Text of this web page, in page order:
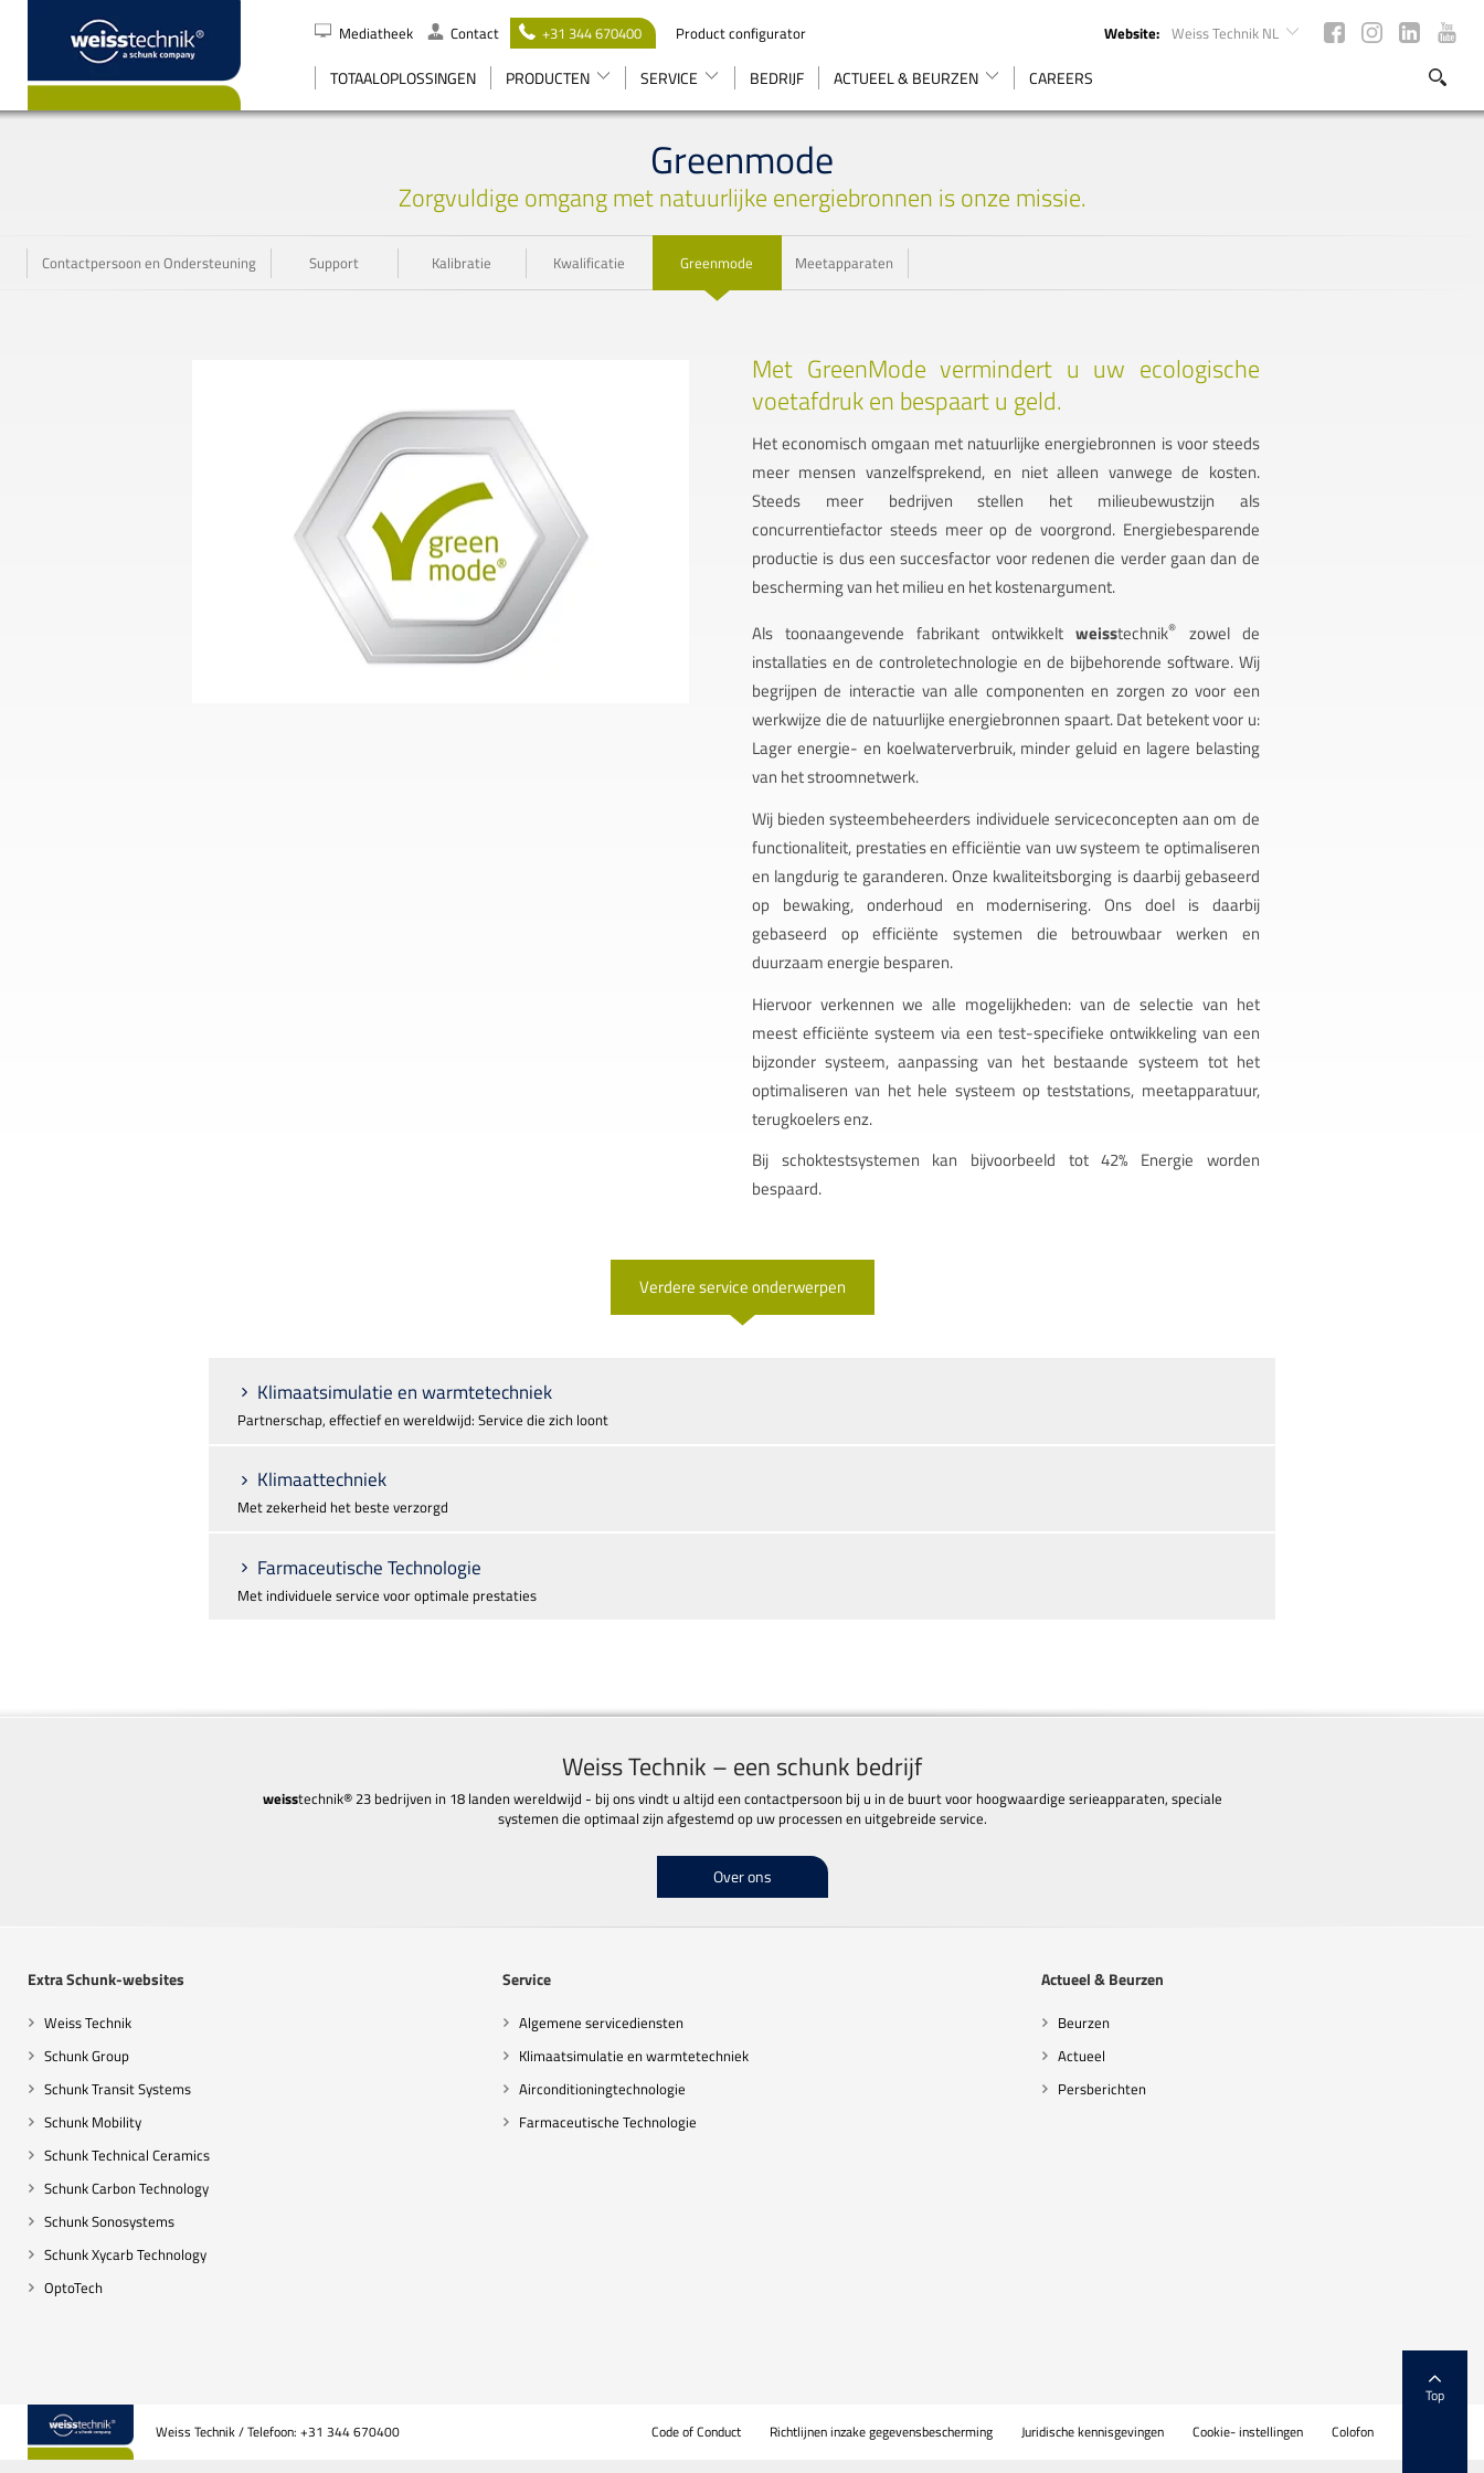
Mediatheek Contact +31 344 670400 Product configurator Website: Weiss Technik NL
TOTAALOPLOSSINGEN PRODUCTEN SERVICE BEDRIJF ACTUEEL & BEURZEN CAREERS
ZOEK
Greenmode
Zorgvuldige omgang met natuurlijke energiebronnen is onze missie.
Contactpersoon en Ondersteuning Support Kalibratie Kwalificatie Greenmode Meetapparaten
Met GreenMode vermindert u uw ecologische
voetafdruk en bespaart u geld.
Het economisch omgaan met natuurlijke energiebronnen is voor steeds
meer mensen vanzelfsprekend, en niet alleen vanwege de kosten.
Steeds meer bedrijven stellen het milieubewustzijn als
concurrentiefactor steeds meer op de voorgrond. Energiebesparende
productie is dus een succesfactor voor redenen die verder gaan dan de
bescherming van het milieu en het kostenargument.
Als toonaangevende fabrikant ontwikkeltweisstechnik®
zowel de
installaties en de controletechnologie en de bijbehorende software. Wij
begrijpen de interactie van alle componenten en zorgen zo voor een
werkwijze die de natuurlijke energiebronnen spaart. Dat betekent voor u:
Lager energie- en koelwaterverbruik, minder geluid en lagere belasting
van het stroomnetwerk.
Wij bieden systeembeheerders individuele serviceconcepten aan om de
functionaliteit, prestaties en efficiëntie van uw systeem te optimaliseren
en langdurig te garanderen. Onze kwaliteitsborging is daarbij gebaseerd
op bewaking, onderhoud en modernisering. Ons doel is daarbij
gebaseerd op efficiënte systemen die betrouwbaar werken en
duurzaam energie besparen.
Hiervoor verkennen we alle mogelijkheden: van de selectie van het
meest efficiënte systeem via een test-specifieke ontwikkeling van een
bijzonder systeem, aanpassing van het bestaande systeem tot het
optimaliseren van het hele systeem op teststations, meetapparatuur,
terugkoelers enz.
Bij schoktestsystemen kan bijvoorbeeld tot 42% Energie worden
bespaard.
Verdere service onderwerpen
Klimaatsimulatie en warmtetechniek
Partnerschap, effectief en wereldwijd: Service die zich loont
Klimaattechniek
Met zekerheid het beste verzorgd
Farmaceutische Technologie
Met individuele service voor optimale prestaties
Weiss Technik – een schunk bedrijf
weisstechnik® 23 bedrijven in 18 landen wereldwijd - bij ons vindt u altijd een contactpersoon bij u in de buurt voor hoogwaardige serieapparaten, speciale
systemen die optimaal zijn afgestemd op uw processen en uitgebreide service.
Over ons
Extra Schunk-websites
Weiss Technik
Schunk Group
Schunk Transit Systems
Schunk Mobility
Schunk Technical Ceramics
Schunk Carbon Technology
Schunk Sonosystems
Schunk Xycarb Technology
OptoTech
Service
Algemene servicediensten
Klimaatsimulatie en warmtetechniek
Airconditioningtechnologie
Farmaceutische Technologie
Actueel & Beurzen
Beurzen
Actueel
Persberichten
Weiss Technik / Telefoon: +31 344 670400 Code of Conduct Richtlijnen inzake gegevensbescherming Juridische kennisgevingen Cookie- instellingen Colofon
Top